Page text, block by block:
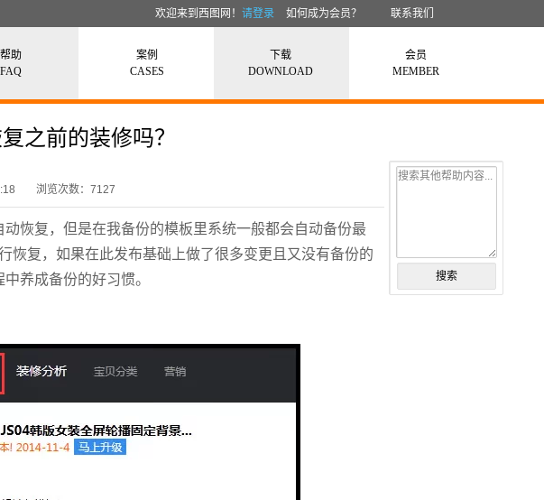
搜索其他帮助内容...
搜索
欢迎来到西图网！ 请登录 如何成为会员？ 联系我们
帮助
FAQ
案例
CASES
下载
DOWNLOAD
会员
MEMBER
之前的装修吗？
浏览次数：7127
恢复，但是在我备份的模板里系统一般都会自动备份最
恢复，如果在此发布基础上做了很多变更且又没有备份的
养成备份的好习惯。